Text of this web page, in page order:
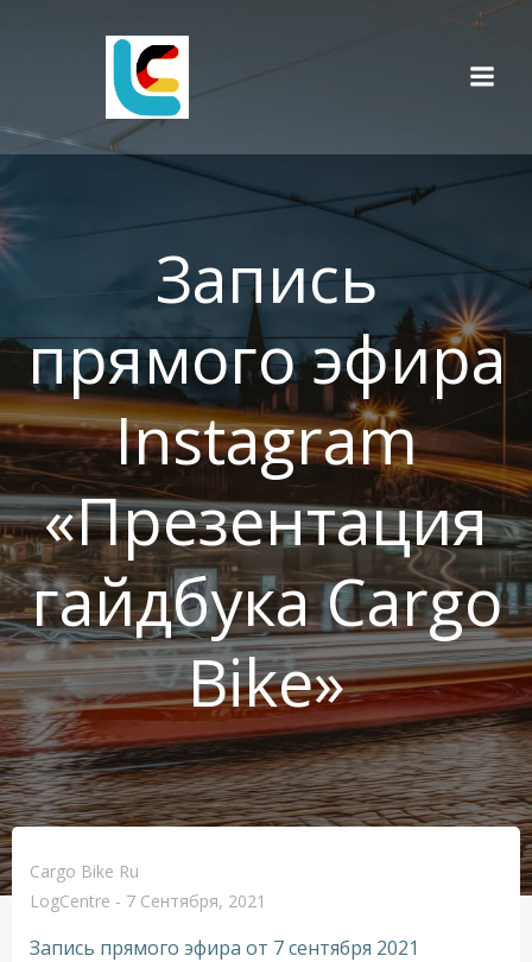
Запись
прямого эфира
Instagram
«Презентация
гайдбука Cargo
Bike»
Cargo Bike Ru
LogCentre - 7 Сентября, 2021
Запись прямого эфира от 7 сентября 2021